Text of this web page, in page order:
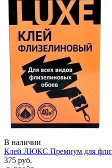
В наличии
Клей ЛЮКС Премиум для
375 руб.